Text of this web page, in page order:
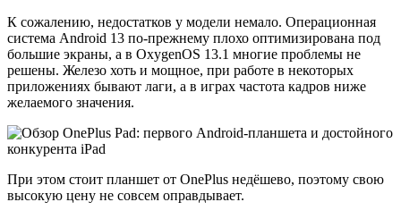
К сожалению, недостатков у модели немало. Операционная
система Android 13 по-прежнему плохо оптимизирована под
большие экраны, а в OxygenOS 13.1 многие проблемы не
решены. Железо хоть и мощное, при работе в некоторых
приложениях бывают лаги, а в играх частота кадров ниже
желаемого значения.
При этом стоит планшет от OnePlus недёшево, поэтому свою
высокую цену не совсем оправдывает.